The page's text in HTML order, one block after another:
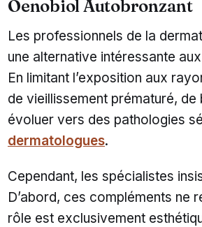
Oenobiol Autobronzant
Les professionnels de la
une alternative intéressante
En limitant l’exposition aux
de vieillissement prématuré,
évoluer vers des pathologies
dermatologues.
Cependant, les spécialistes
D’abord, ces compléments ne
rôle est exclusivement